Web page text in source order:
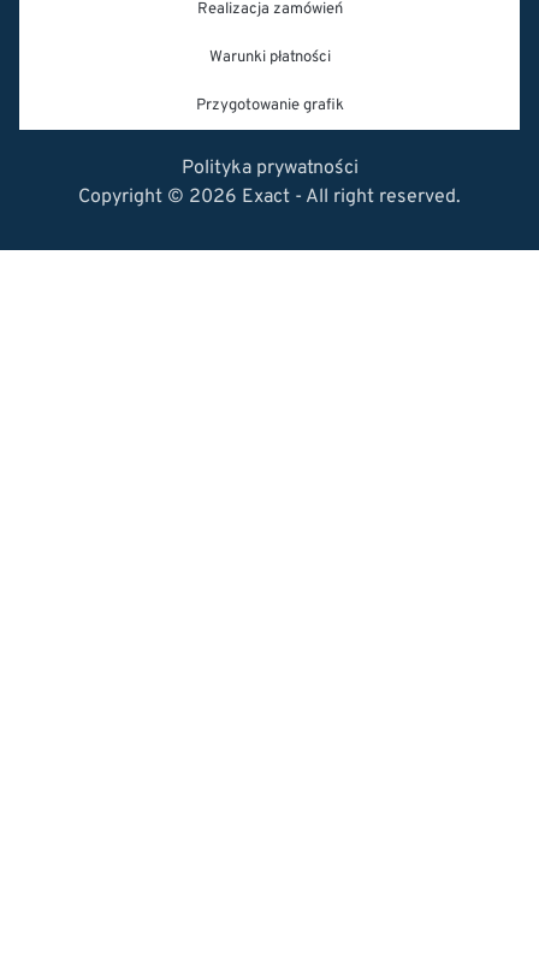
Realizacja zamówień
Warunki płatności
Przygotowanie grafik
Polityka prywatności
Copyright © 2026 Exact - All right reserved.